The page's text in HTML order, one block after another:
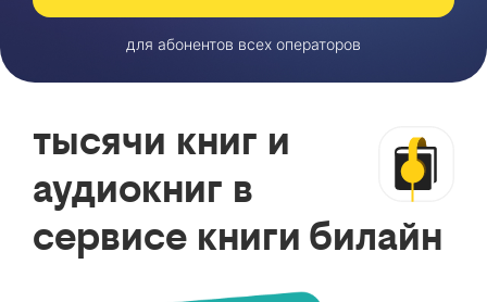
для абонентов всех операторов
тысячи книг и
аудиокниг в
сервисе книги билайн